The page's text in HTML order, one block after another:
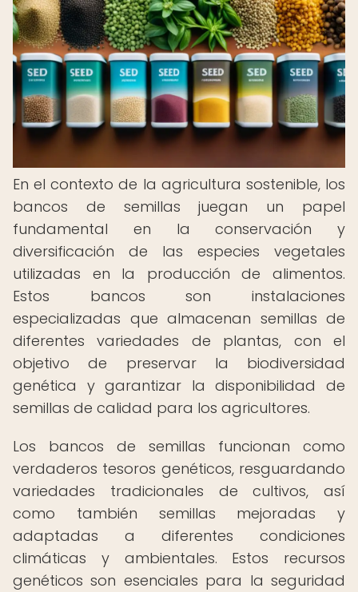
En el contexto de la agricultura sostenible, los
bancos de semillas juegan un papel
fundamental en la conservación y
diversificación de las especies vegetales
utilizadas en la producción de alimentos.
Estos bancos son instalaciones
especializadas que almacenan semillas de
diferentes variedades de plantas, con el
objetivo de preservar la biodiversidad
genética y garantizar la disponibilidad de
semillas de calidad para los agricultores.
Los bancos de semillas funcionan como
verdaderos tesoros genéticos, resguardando
variedades tradicionales de cultivos, así
como también semillas mejoradas y
adaptadas a diferentes condiciones
climáticas y ambientales. Estos recursos
genéticos son esenciales para la seguridad